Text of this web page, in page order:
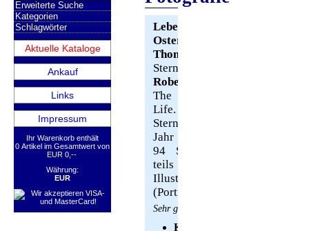
Erweiterte Suche
Kategorien
Schlagwörter
Aktuelle Kataloge
Ankauf
Links
Impressum
Ihr Warenkorb enthält
0 Artikel im Gesamtwert von
EUR 0,--
Währung:
EUR
Lebeck –
Osterkorn,
Thomas. (Hrsg).
Stern-Portfolio.
Robert Lebeck
The Mystery of
Life. Hamburg,
Stern, Gruner +
Jahr 1998. Folio.
94 S. mit zahlr.
teils farb. Abb.
Illustr. OKart.
(Portfolio, 14).
Sehr gutes Exemplar.
Kategorie: